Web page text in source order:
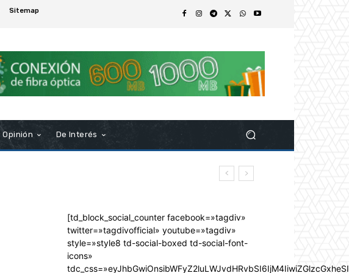
Sitemap
Opinión De Interés
[td_block_social_counter facebook=»tagdiv»
twitter=»tagdivofficial» youtube=»tagdiv»
style=»style8 td-social-boxed td-social-font-
icons»